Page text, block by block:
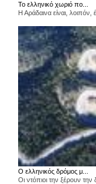
Το ελληνικό χωριό πο...
Η Αράδαινα είναι, λοιπόν,
Ο ελληνικός δρόμος μ...
Οι ντόπιοι την ξέρουν την